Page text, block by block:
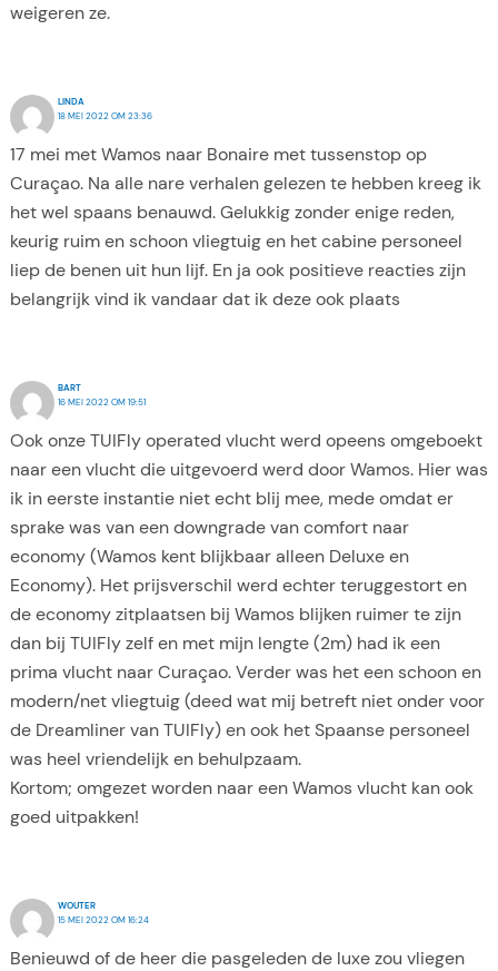
weigeren ze.
LINDA
18 MEI 2022 OM 23:36
17 mei met Wamos naar Bonaire met tussenstop op
Curaçao. Na alle nare verhalen gelezen te hebben kreeg ik
het wel spaans benauwd. Gelukkig zonder enige reden,
keurig ruim en schoon vliegtuig en het cabine personeel
liep de benen uit hun lijf. En ja ook positieve reacties zijn
belangrijk vind ik vandaar dat ik deze ook plaats
BART
16 MEI 2022 OM 19:51
Ook onze TUIFly operated vlucht werd opeens omgeboekt
naar een vlucht die uitgevoerd werd door Wamos. Hier was
ik in eerste instantie niet echt blij mee, mede omdat er
sprake was van een downgrade van comfort naar
economy (Wamos kent blijkbaar alleen Deluxe en
Economy). Het prijsverschil werd echter teruggestort en
de economy zitplaatsen bij Wamos blijken ruimer te zijn
dan bij TUIFly zelf en met mijn lengte (2m) had ik een
prima vlucht naar Curaçao. Verder was het een schoon en
modern/net vliegtuig (deed wat mij betreft niet onder voor
de Dreamliner van TUIFly) en ook het Spaanse personeel
was heel vriendelijk en behulpzaam.
Kortom; omgezet worden naar een Wamos vlucht kan ook
goed uitpakken!
WOUTER
15 MEI 2022 OM 16:24
Benieuwd of de heer die pasgeleden de luxe zou vliegen